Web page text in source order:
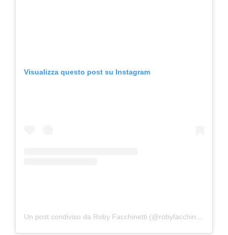
Visualizza questo post su Instagram
Un post condiviso da Roby Facchinetti (@robyfacchinetti)